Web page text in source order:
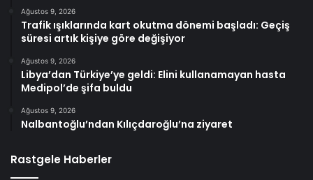
Ağustos 9, 2026
Trafik ışıklarında kart okutma dönemi başladı: Geçiş
süresi artık kişiye göre değişiyor
Ağustos 9, 2026
Libya’dan Türkiye’ye geldi: Elini kullanamayan hasta
Medipol’de şifa buldu
Ağustos 9, 2026
Nalbantoğlu’ndan Kılıçdaroğlu’na ziyaret
Rastgele Haberler